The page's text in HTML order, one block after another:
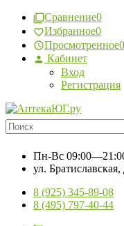
Сравнение0
Избранное0
Просмотренное0
Кабинет
Вход
Регистрация
Пн-Вс
ул. Братиславская,
8 (925) 345-89-08
8 (495) 797-40-44